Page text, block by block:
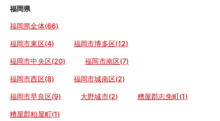
福岡県
福岡県全体(66)
福岡市東区(4) 福岡市博多区(12)
福岡市中央区(20) 福岡市南区(7)
福岡市西区(8) 福岡市城南区(2)
福岡市早良区(9) 大野城市(2) 糟屋郡志免町(1)
糟屋郡粕屋町(1)